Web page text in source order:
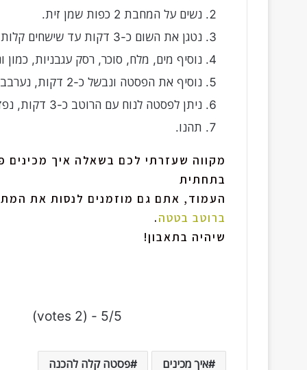
נשים על המחבת 2 כפות שמן זית.
נטגן את השום כ-3 דקות עד שישחים קלות.
נוסיף מים, מלח, סוכר, רסק עגבניות, כמון
נוסיף את הפסטה ונבשל כ-2 דקות, נערבב קלות.
ניתן לפסטה לנוח עם הרוטב כ-3 דקות, נפזר קצת מהרוטב בתחתית על הפסטה.
תהנו.
מקווה שעזרתי לכם בשאלה איך
בתחתית
העמוד, אתם גם מוזמנים לנסות את
ברוטב בטטה.
שיהיה בתאבון!
5/5 - (2 votes)
איך מכינים פסטה קלה להכנה